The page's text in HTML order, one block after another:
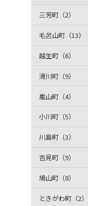
三芳町（2）
毛呂山町（13）
越生町（6）
滑川町（9）
嵐山町（4）
小川町（5）
川島町（3）
吉見町（9）
鳩山町（8）
ときがわ町（2）